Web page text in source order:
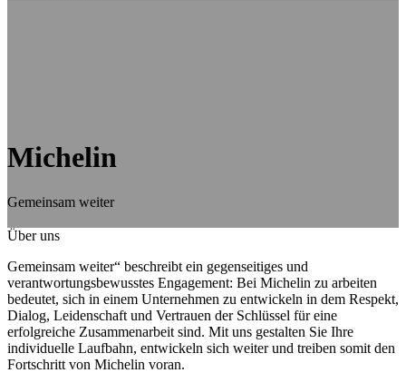
Michelin
Gemeinsam weiter
Über uns
Gemeinsam weiter“ beschreibt ein gegenseitiges und
verantwortungsbewusstes Engagement: Bei Michelin zu arbeiten
bedeutet, sich in einem Unternehmen zu entwickeln in dem Respekt,
Dialog, Leidenschaft und Vertrauen der Schlüssel für eine
erfolgreiche Zusammenarbeit sind. Mit uns gestalten Sie Ihre
individuelle Laufbahn, entwickeln sich weiter und treiben somit den
Fortschritt von Michelin voran.